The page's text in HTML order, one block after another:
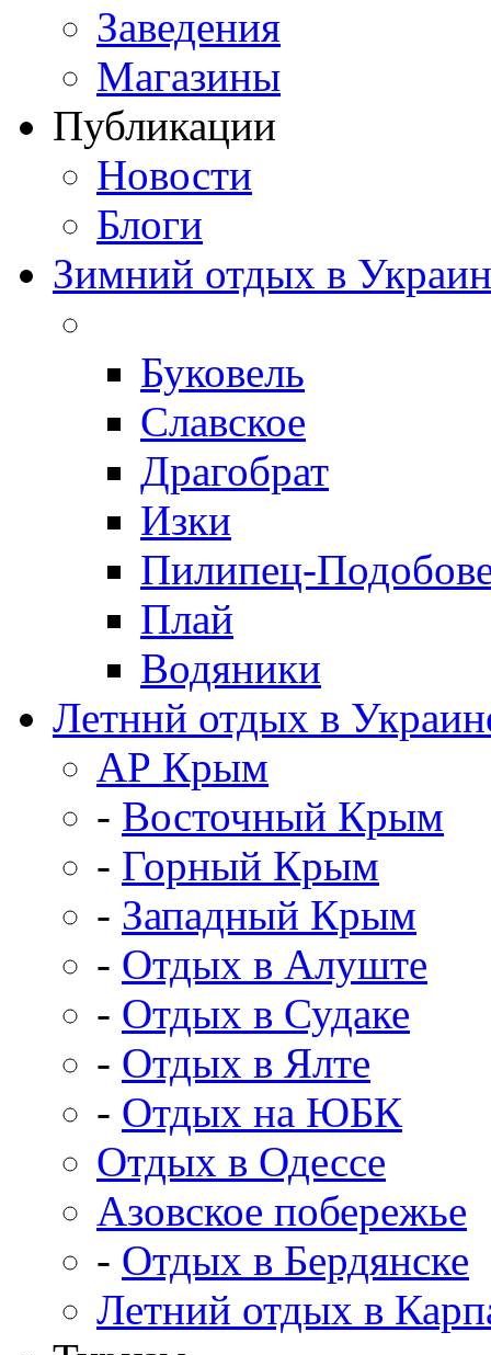
Заведения
Магазины
Публикации
Новости
Блоги
Зимний отдых в
Буковель
Славское
Драгобрат
Изки
Пилипец-
Плай
Водяники
Летннй отдых в
АР Крым
- Восточный Крым
- Горный Крым
- Западный Крым
- Отдых в Алуште
- Отдых в Судаке
- Отдых в Ялте
- Отдых на ЮБК
Отдых в Одессе
Азовское побережье
- Отдых в Бердянске
Летний отдых в